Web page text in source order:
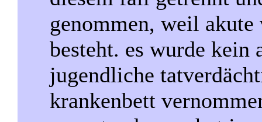
genommen, weil
besteht. es wurde kein
jugendliche
krankenbett